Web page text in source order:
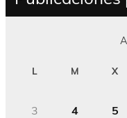
L M X
3
4 5